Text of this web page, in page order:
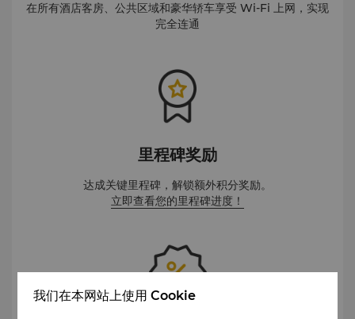
在所有酒店客房、公共区域和豪华轿车享受 Wi-Fi 上网，实现
完全连通
里程碑奖励
达成关键里程碑，解锁额外积分奖励。
立即查看您的里程碑进度！
我们在本网站上使用 Cookie